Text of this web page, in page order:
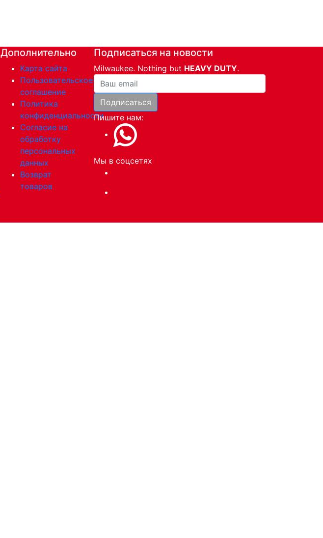
Дополнительно
Карта сайта
Пользовательское
соглашение
Политика
конфиденциальности
Согласие на
обработку
персональных
данных
Возврат
товаров
Подписаться на новости
Milwaukee. Nothing but HEAVY DUTY.
Ваша почта
Подписаться
Пишите нам:
Мы в соцсетях